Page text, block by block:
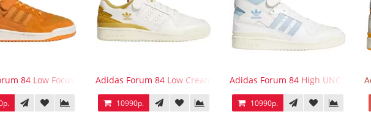
84 Low Focus OrangeAdidas Forum 84 Low Cream White Victory Gold
10990р.
Adidas Forum 84 High UNC White
10990р.